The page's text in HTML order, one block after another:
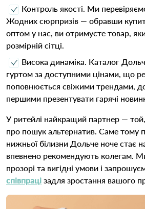
Контроль якості. Ми
Жодних сюрпризів — обравши
оптом у нас, ви отримуєте товар,
розмірній сітці.
Висока динаміка. Каталог
гуртом за доступними цінами, що
поповнюється свіжими трендами,
першими презентувати гарячі
У ритейлі найкращий партнер —
про пошук альтернатив. Саме тому
нижньої білизни Дольче ноче стає
впевнено рекомендують колегам.
прозорі та вигідні умови і
співпраці задля зростання вашого